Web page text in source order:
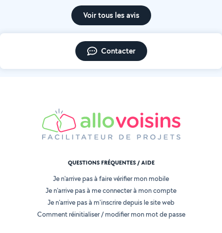
Voir tous les avis
Contacter
QUESTIONS FRÉQUENTES / AIDE
Je n'arrive pas à faire vérifier mon mobile
Je n'arrive pas à me connecter à mon compte
Je n'arrive pas à m'inscrire depuis le site web
Comment réinitialiser / modifier mon mot de passe